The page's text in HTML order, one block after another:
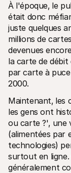
Rejoignez
À propos de
Tarifs
Consultez nos
À propos
Notre histoire
Actualités
Lire les
Mollie
Nous rejoindre
recrutons !
Contact
Pour les
Découvrez
Pour les
Contactez
Pour obtenir
Découvrez
À l'époque‚ le
était donc
juste quelques
millions de
devenues
la carte de débit
par carte à
2000.
Maintenant‚ les
les gens ont
ou carte ?', une
(alimentées par
technologies)
surtout en ligne.
généralement